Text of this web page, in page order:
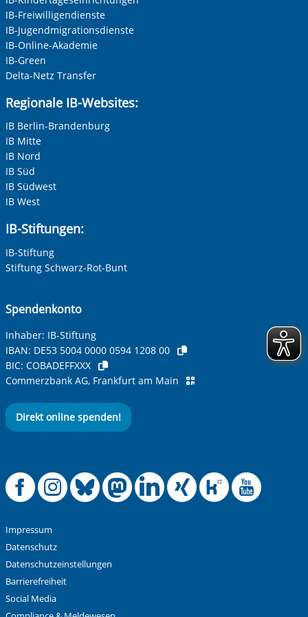
Neutrale Anrede
Unternehmen
Nachname, Vorname*
Adresse (PLZ, Ort, Strasse)
Ihre E-Mail-Adresse
Ihre Telefonnummer
Betreff ihrer Anfrage
Ihre Nachricht*
Anti-Roboter-Verifizierung
Alle Informationen zum Schutz der Daten sind sind in
IB-Freiwilligendienste
IB-Jugendmigrationsdienste
IB-Online-Akademie
IB-Green
Delta-Netz Transfer
Regionale IB-Websites:
IB Berlin-Brandenburg
IB Mitte
IB Nord
IB Süd
IB Südwest
IB West
IB-Stiftungen:
IB-Stiftung
Stiftung Schwarz-Rot-Bunt
Spendenkonto
Inhaber: IB-Stiftung
IBAN: DE53 5004 0000 0594 1208 00
BIC: COBADEFFXXX
Commerzbank AG, Frankfurt am Main
Direkt online spenden!
Offizielle
Offizielle
Offizielle
Offizielle
Offizielle
Impressum
Datenschutz
Datenschutzeinstellungen
Barrierefreiheit
Social Media